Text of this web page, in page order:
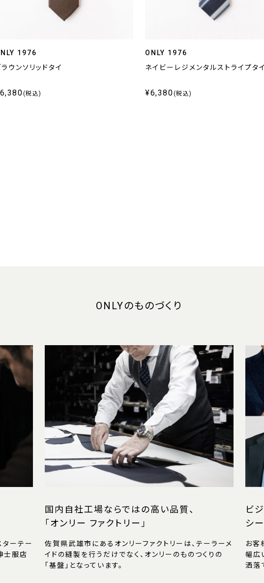
1976
ウンソリッドタイ
(税込)
ONLY 1976
ネイビーレジメンタルストライプタイ
¥6,380(税込)
ONLYのものづくり
ーテー
士服店
国内自社工場ならではの高い品質、
「オンリー ファクトリー」
佐賀県武雄市にあるオンリーファクトリーは、テーラーメ
イドの縫製を行うだけでなく、オンリーのものつくりの
「基盤」となっています。
ビ
シ
お客
幅広
洒落